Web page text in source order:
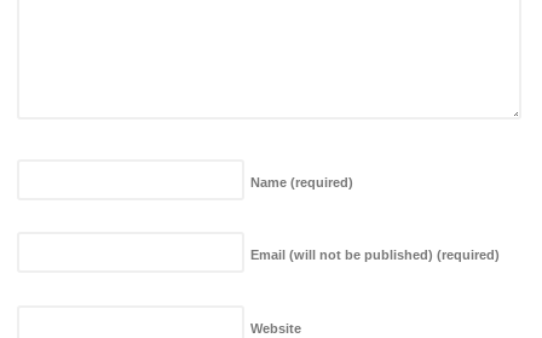
Name (required)
Email (will not be published) (required)
Website